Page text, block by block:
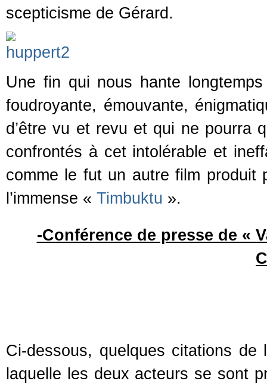
scepticisme de Gérard.
Une fin qui nous hante
foudroyante, émouvante,
d’être vu et revu et qui ne pourra
confrontés à cet intolérable et
comme le fut un autre film produit
l’immense « Timbuktu ».
-Conférence de presse de «
Ci-dessous, quelques citations
laquelle les deux acteurs se sont